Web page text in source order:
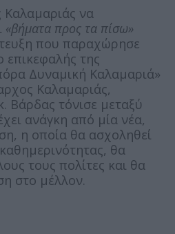
να
«βήματα προς τα πίσω»
που παραχώρησε
επικεφαλής της
Δυναμική Καλαμαριά»
Kαλαμαριάς,
Βάρδας τόνισε μεταξύ
ανάγκη από μία νέα,
η οποία θα ασχοληθεί
θα
τους πολίτες και θα
στο μέλλον.